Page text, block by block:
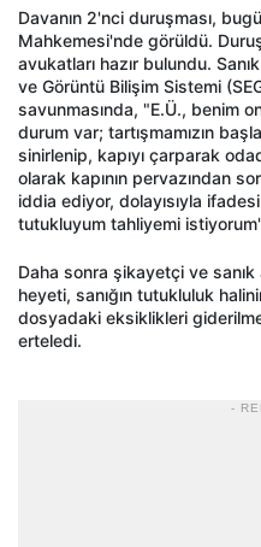
Davanın 2'nci duruşması,
Mahkemesi'nde görüldü.
avukatları hazır bulundu.
ve Görüntü Bilişim Sistemi
savunmasında, "E.Ü., benim
durum var; tartışmamızın
sinirlenip, kapıyı çarparak
olarak kapının pervazından
iddia ediyor, dolayısıyla
tutukluyum tahliyemi
Daha sonra şikayetçi ve
heyeti, sanığın tutukluluk
dosyadaki eksiklikleri
erteledi.
-